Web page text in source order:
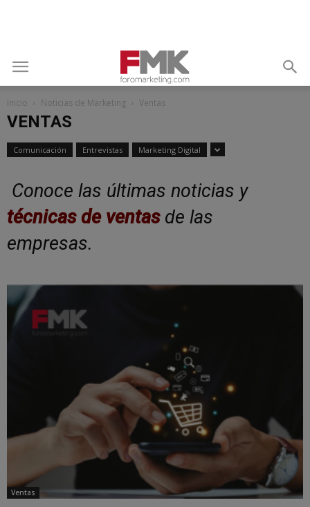
Inicio Noticias de Marketing Ventas
VENTAS
Comunicación Entrevistas Marketing Digital
Conoce las últimas noticias y
técnicas de ventas de las
empresas.
Ventas